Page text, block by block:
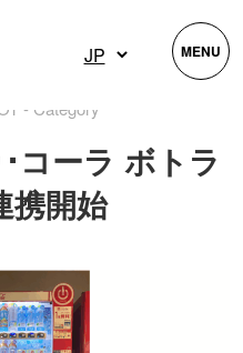
- Category
コーラ ボトラ
携開始
MENU